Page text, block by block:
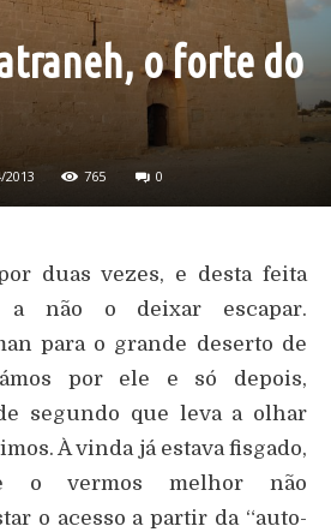
o forte do
2013 765 0
duas vezes, e desta feita
a não o deixar escapar.
para o grande deserto de
por ele e só depois,
segundo que leva a olhar
À vinda já estava fisgado,
o vermos melhor não
o acesso a partir da “auto-